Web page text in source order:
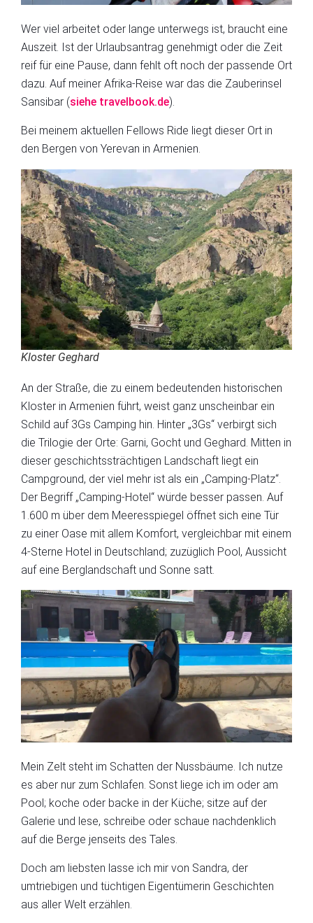
Wer viel arbeitet oder lange unterwegs ist, braucht eine
Auszeit. Ist der Urlaubsantrag genehmigt oder die Zeit
reif für eine Pause, dann fehlt oft noch der passende Ort
dazu. Auf meiner Afrika-Reise war das die Zauberinsel
Sansibar (siehe travelbook.de).
Bei meinem aktuellen Fellows Ride liegt dieser Ort in
den Bergen von Yerevan in Armenien.
Kloster Geghard
An der Straße, die zu einem bedeutenden historischen
Kloster in Armenien führt, weist ganz unscheinbar ein
Schild auf 3Gs Camping hin. Hinter „3Gs“ verbirgt sich
die Trilogie der Orte: Garni, Gocht und Geghard. Mitten in
dieser geschichtssträchtigen Landschaft liegt ein
Campground, der viel mehr ist als ein „Camping-Platz“.
Der Begriff „Camping-Hotel“ würde besser passen. Auf
1.600 m über dem Meeresspiegel öffnet sich eine Tür
zu einer Oase mit allem Komfort, vergleichbar mit einem
4-Sterne Hotel in Deutschland; zuzüglich Pool, Aussicht
auf eine Berglandschaft und Sonne satt.
Mein Zelt steht im Schatten der Nussbäume. Ich nutze
es aber nur zum Schlafen. Sonst liege ich im oder am
Pool; koche oder backe in der Küche; sitze auf der
Galerie und lese, schreibe oder schaue nachdenklich
auf die Berge jenseits des Tales.
Doch am liebsten lasse ich mir von Sandra, der
umtriebigen und tüchtigen Eigentümerin Geschichten
aus aller Welt erzählen.